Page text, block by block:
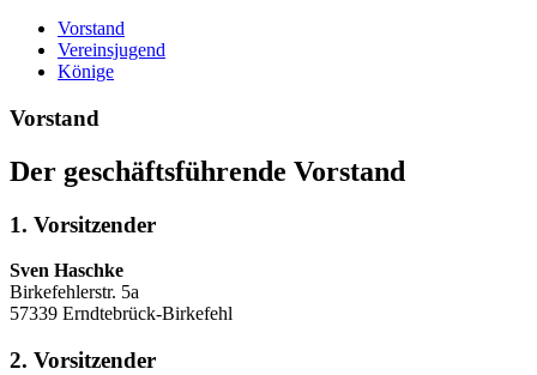
Vorstand
Vereinsjugend
Könige
Vorstand
Der geschäftsführende Vorstand
1. Vorsitzender
Sven Haschke
Birkefehlerstr. 5a
57339 Erndtebrück-Birkefehl
2. Vorsitzender